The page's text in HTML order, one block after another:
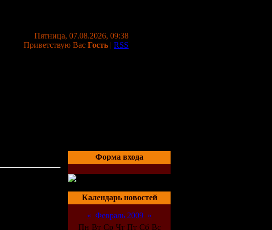
Пятница, 07.08.2026, 09:38
Приветствую Вас Гость | RSS
Форма входа
Календарь новостей
« Февраль 2009 »
Пн Вт Ср Чт Пт Сб Вс